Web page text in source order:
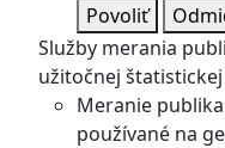
Povoliť
Služby merania
užitočnej
Meranie publika
používané na